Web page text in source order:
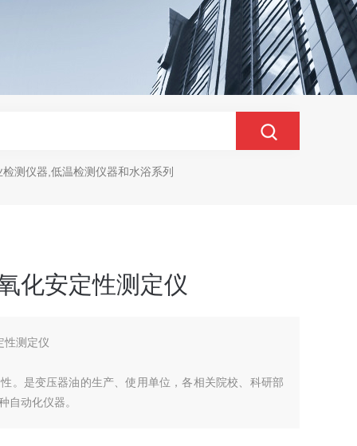
测仪器,低温检测仪器和水浴系列
化安定性测定仪
性测定仪
。是变压器油的生产、使用单位，各相关院校、科研部
自动化仪器。